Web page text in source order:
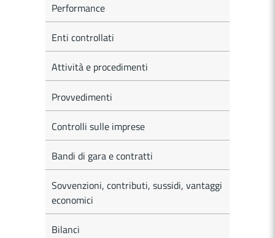
Performance
Enti controllati
Attività e procedimenti
Provvedimenti
Controlli sulle imprese
Bandi di gara e contratti
Sovvenzioni, contributi, sussidi, vantaggi
economici
Bilanci